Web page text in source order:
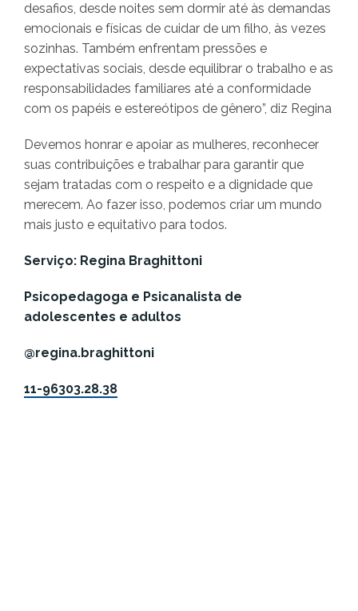
desafios, desde noites sem dormir até às demandas
emocionais e físicas de cuidar de um filho, às vezes
sozinhas. Também enfrentam pressões e
expectativas sociais, desde equilibrar o trabalho e as
responsabilidades familiares até a conformidade
com os papéis e estereótipos de gênero”, diz Regina
Devemos honrar e apoiar as mulheres, reconhecer
suas contribuições e trabalhar para garantir que
sejam tratadas com o respeito e a dignidade que
merecem. Ao fazer isso, podemos criar um mundo
mais justo e equitativo para todos.
Serviço: Regina Braghittoni
Psicopedagoga e Psicanalista de
adolescentes e adultos
@regina.braghittoni
11-96303.28.38